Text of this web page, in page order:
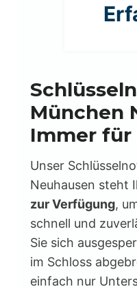
München
Immer für
Unser
Neuhausen steht
zur Verfügung,
schnell und
Sie sich
im Schloss
einfach nur